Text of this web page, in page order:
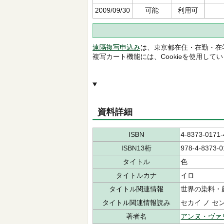
2009/09/30 可能 利用可
遠隔複写申込みは、東京都在住・在勤・在
複写カート機能には、Cookieを使用して
資料詳細
ISBN
4-8373-
ISBN13桁
978-4-8373-
タイトル
色
タイトルカナ
イロ
タイトル関連情報
世界の染料・
タイトル関連情報読み
セカイ ノ セ
著者名
アンヌ・ヴァ